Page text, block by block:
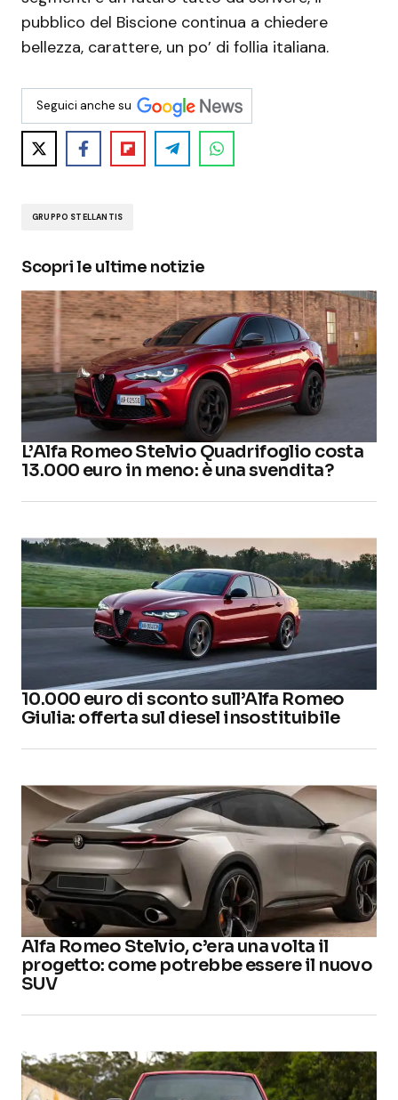
pubblico del Biscione continua a chiedere
bellezza, carattere, un po’ di follia italiana.
Seguici anche su
GRUPPO STELLANTIS
Scopri le ultime notizie
L’Alfa Romeo Stelvio Quadrifoglio costa
13.000 euro in meno: è una svendita?
10.000 euro di sconto sull’Alfa Romeo
Giulia: offerta sul diesel insostituibile
Alfa Romeo Stelvio, c’era una volta il
progetto: come potrebbe essere il nuovo
SUV